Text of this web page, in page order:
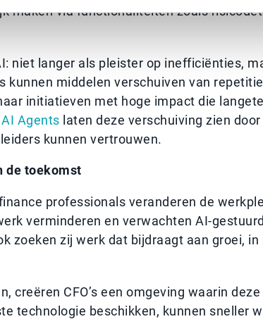
maken via functionaliteiten zoals
niet langer als pleister op inefficiënties,
kunnen middelen verschuiven van
initiatieven met hoge impact die
AI Agents laten deze verschuiving zien
kunnen vertrouwen.
de toekomst
professionals veranderen de
verminderen en verwachten AI-
zoeken zij werk dat bijdraagt aan groei,
creëren CFO’s een omgeving waarin
technologie beschikken, kunnen sneller